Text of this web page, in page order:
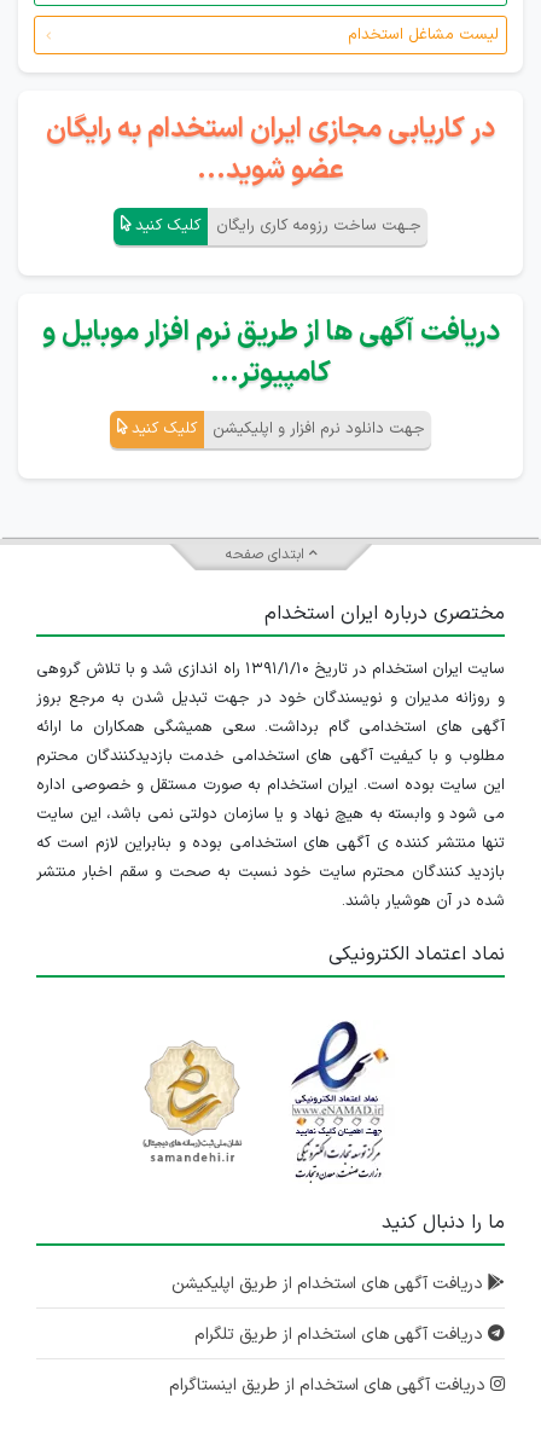
لیست مشاغل استخدام
در کاریابی مجازی ایران استخدام به رایگان
عضو شوید...
جـهت ساخت رزومه کاری رایگان کلیک کنید
دریافت آگهی ها از طریق نرم افزار موبایل و
کامپیوتر...
جهت دانلود نرم افزار و اپلیکیشن کلیک کنید
ابتدای صفحه
مختصری درباره ایران استخدام
سایت ایران استخدام در تاریخ ۱۳۹۱/۱/۱۰ راه اندازی شد و با تلاش گروهی
و روزانه مدیران و نویسندگان خود در جهت تبدیل شدن به مرجع بروز
آگهی های استخدامی گام برداشت. سعی همیشگی همکاران ما ارائه
مطلوب و با کیفیت آگهی های استخدامی خدمت بازدیدکنندگان محترم
این سایت بوده است. ایران استخدام به صورت مستقل و خصوصی اداره
می شود و وابسته به هیچ نهاد و یا سازمان دولتی نمی باشد، این سایت
تنها منتشر کننده ی آگهی های استخدامی بوده و بنابراین لازم است که
بازدید کنندگان محترم سایت خود نسبت به صحت و سقم اخبار منتشر
شده در آن هوشیار باشند.
نماد اعتماد الکترونیکی
ما را دنبال کنید
دریافت آگهی های استخدام از طریق اپلیکیشن
دریافت آگهی های استخدام از طریق تلگرام
دریافت آگهی های استخدام از طریق اینستاگرام